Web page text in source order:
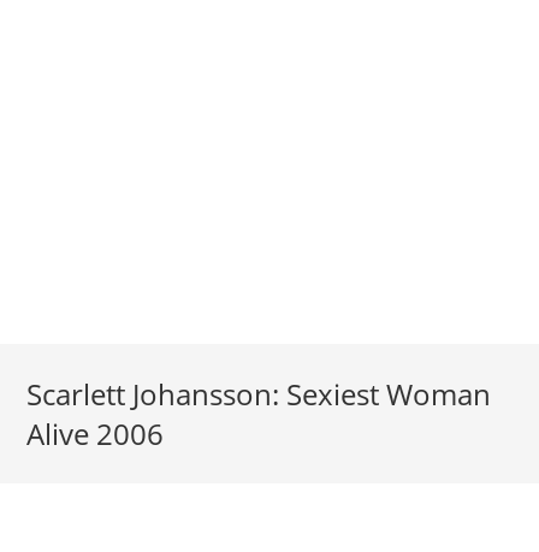
Scarlett Johansson: Sexiest Woman
Alive 2006